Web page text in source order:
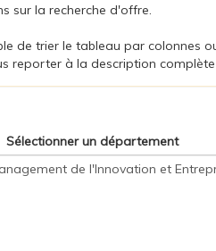
sur la recherche d'offre.
de trier le tableau par colonnes
reporter à la description
Sélectionner un département